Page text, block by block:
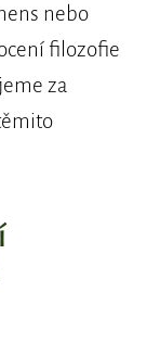
nebo
filozofie
za